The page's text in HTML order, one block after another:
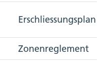
Erschliessungsplan
Zonenreglement